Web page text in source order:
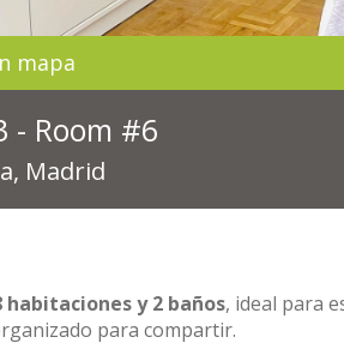
mapa
- Room #6
Madrid
habitaciones y 2 baños, ideal para
para compartir.